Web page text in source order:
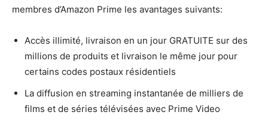
membres d’Amazon Prime les avantages suivants:
Accès illimité, livraison en un jour GRATUITE sur des
millions de produits et livraison le même jour pour
certains codes postaux résidentiels
La diffusion en streaming instantanée de milliers de
films et de séries télévisées avec Prime Video